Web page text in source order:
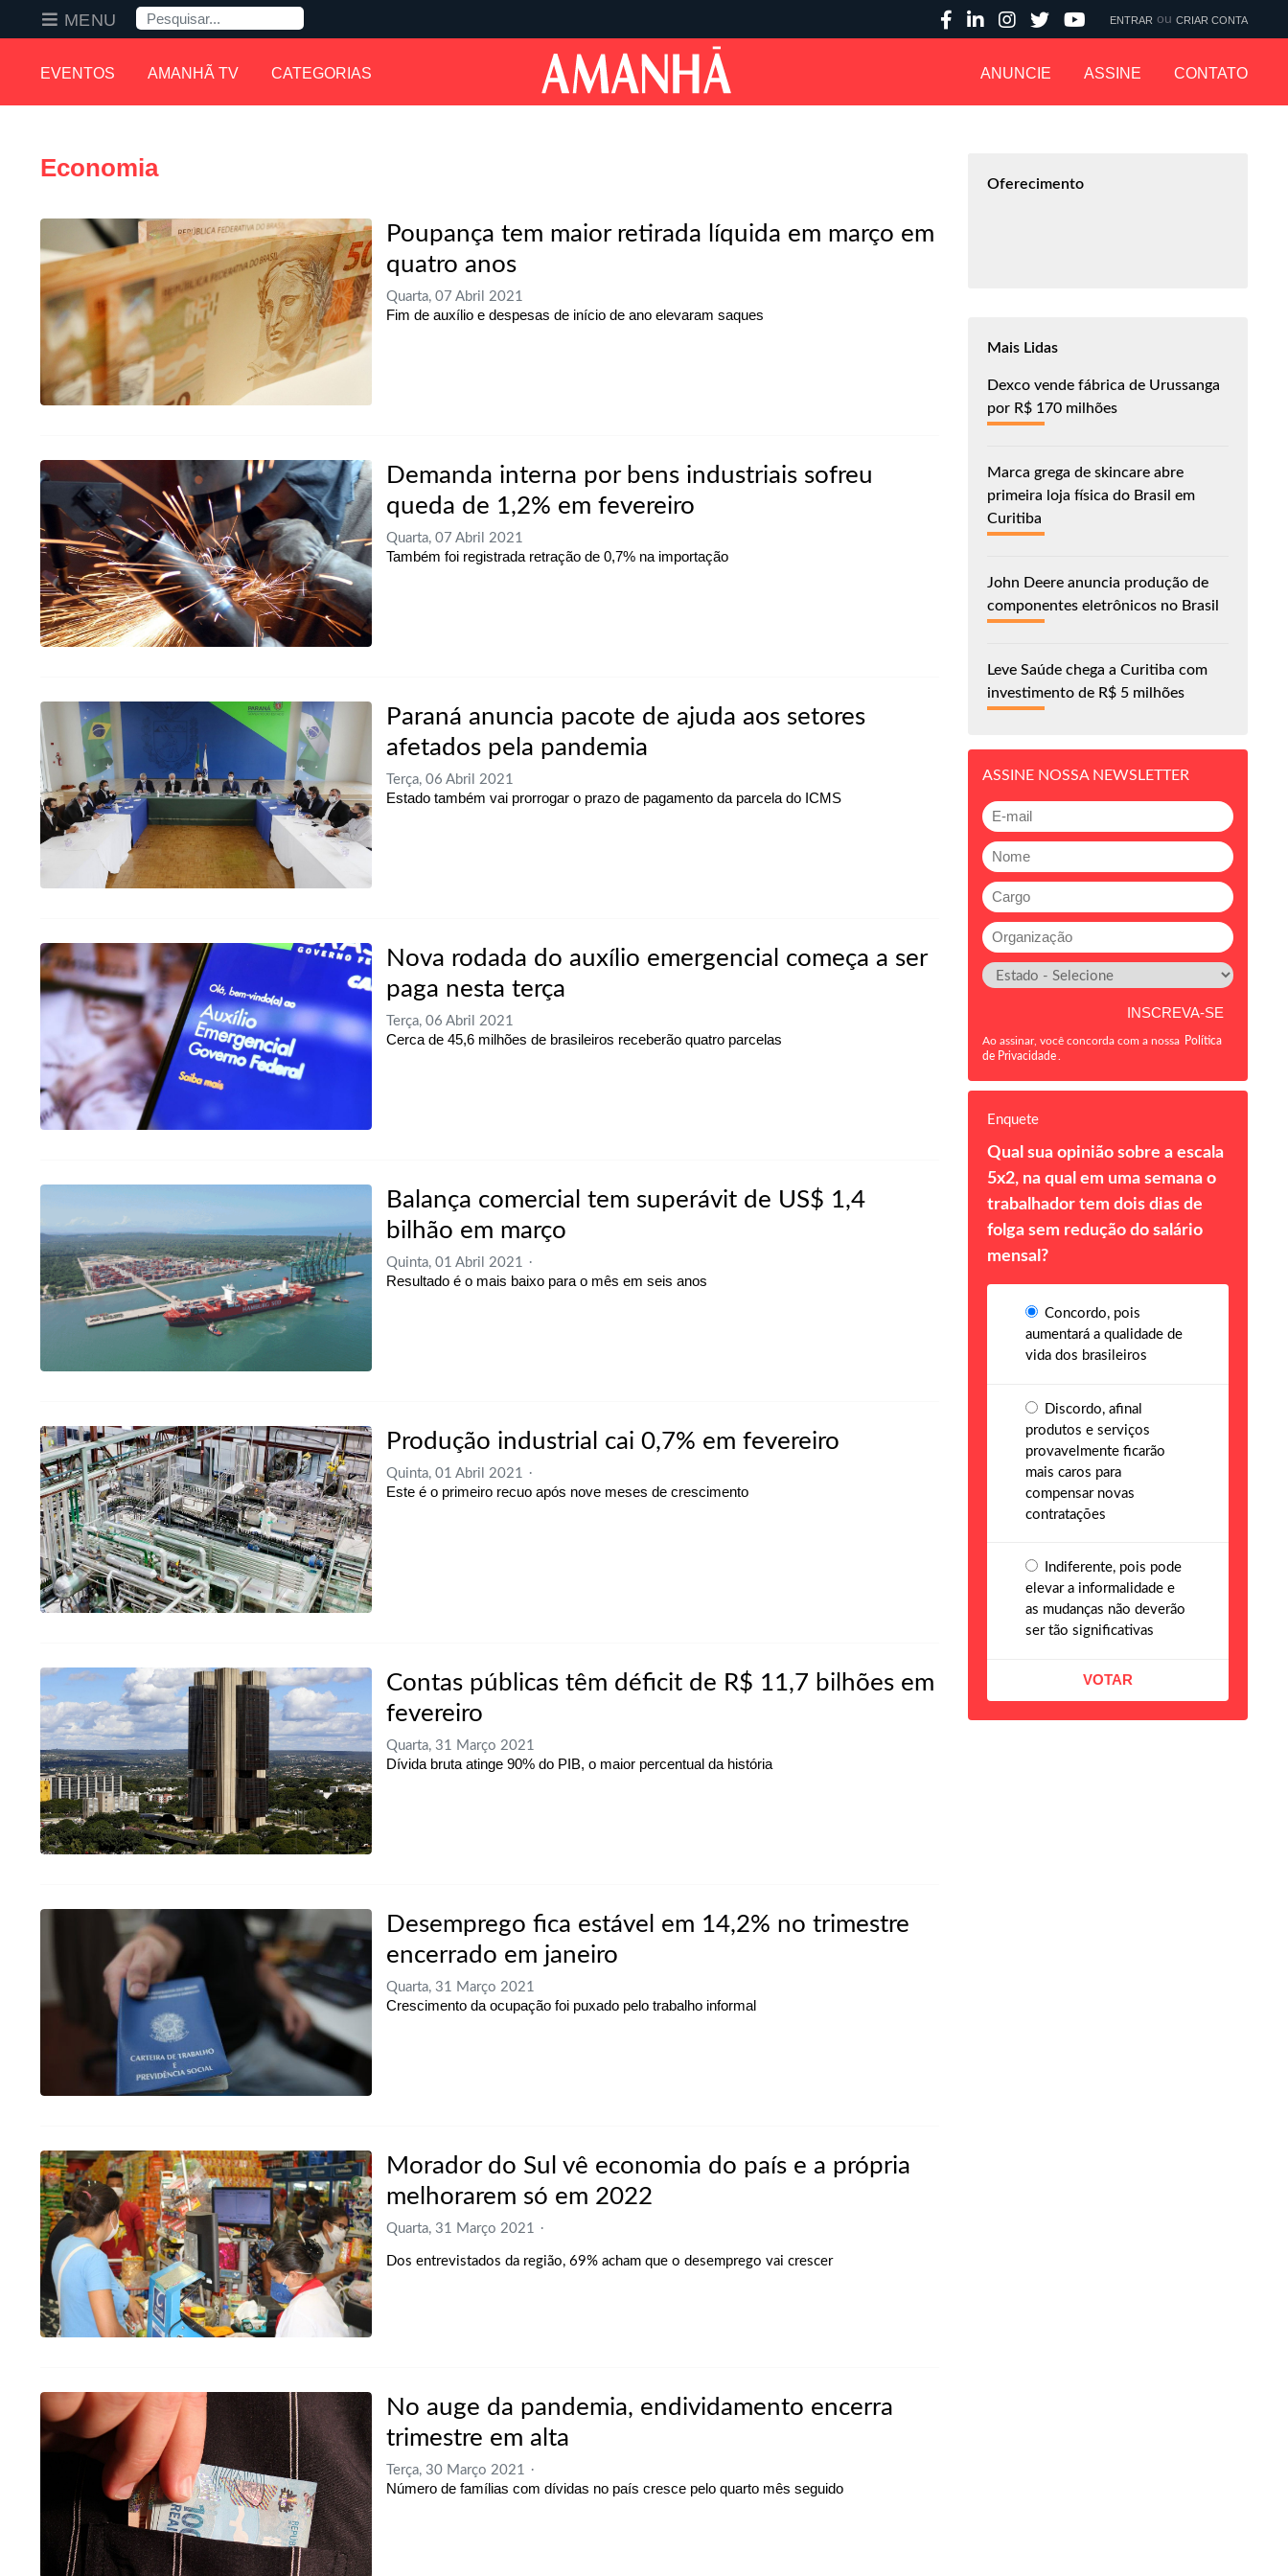
EVENTOS AMANHÃ TV CATEGORIAS ANUNCIE ASSINE CONTATO
MENU Pesquisa ENTRAR ou CRIAR CONTA
Economia
Poupança tem maior retirada líquida em março em
quatro anos
Quarta, 07 Abril 2021
Fim de auxílio e despesas de início de ano elevaram saques
Demanda interna por bens industriais sofreu
queda de 1,2% em fevereiro
Quarta, 07 Abril 2021
Também foi registrada retração de 0,7% na importação
Paraná anuncia pacote de ajuda aos setores
afetados pela pandemia
Terça, 06 Abril 2021
Estado também vai prorrogar o prazo de pagamento da parcela do ICMS
Nova rodada do auxílio emergencial começa a ser
paga nesta terça
Terça, 06 Abril 2021
Cerca de 45,6 milhões de brasileiros receberão quatro parcelas
Balança comercial tem superávit de US$ 1,4
bilhão em março
Quinta, 01 Abril 2021
Resultado é o mais baixo para o mês em seis anos
Produção industrial cai 0,7% em fevereiro
Quinta, 01 Abril 2021
Este é o primeiro recuo após nove meses de crescimento
Contas públicas têm déficit de R$ 11,7 bilhões em
fevereiro
Quarta, 31 Março 2021
Dívida bruta atinge 90% do PIB, o maior percentual da história
Desemprego fica estável em 14,2% no trimestre
encerrado em janeiro
Quarta, 31 Março 2021
Crescimento da ocupação foi puxado pelo trabalho informal
Morador do Sul vê economia do país e a própria
melhorarem só em 2022
Quarta, 31 Março 2021
Dos entrevistados da região, 69% acham que o desemprego vai crescer
No auge da pandemia, endividamento encerra
trimestre em alta
Terça, 30 Março 2021
Número de famílias com dívidas no país cresce pelo quarto mês seguido
Oferecimento
Mais Lidas
Dexco vende fábrica de Urussanga
por R$ 170 milhões
Marca grega de skincare abre
primeira loja física do Brasil em
Curitiba
John Deere anuncia produção de
componentes eletrônicos no Brasil
Leve Saúde chega a Curitiba com
investimento de R$ 5 milhões
ASSINE NOSSA NEWSLETTER
Ao assinar, você concorda com a nossa Política
de Privacidade
Enquete
Qual sua opinião sobre a escala
5x2, na qual em uma semana o
trabalhador tem dois dias de
folga sem redução do salário
mensal?
Concordo, pois
aumentará a qualidade de
vida dos brasileiros
Discordo, afinal
produtos e serviços
provavelmente ficarão
mais caros para
compensar novas
contratações
Indiferente, pois pode
elevar a informalidade e
as mudanças não deverão
ser tão significativas